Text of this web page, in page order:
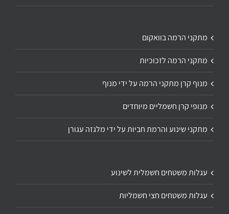
מתקני הרמה בוואקום
מתקני הרמה לזכוכיות
מנוף קרן מתקני הרמה על ידי מנוף
מנופי קרן חשמליים מיוחדים
מתקני שינוע והרמת חביות על ידי מלגזה עגורן
עגלות משטחים חשמלית לשינוע
עגלות משטחים חצי חשמליות